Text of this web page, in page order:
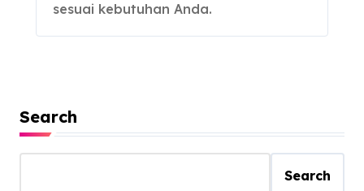
sesuai kebutuhan Anda.
Search
Search